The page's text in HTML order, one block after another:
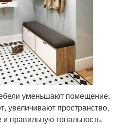
уменьшают помещение.
увеличивают пространство,
правильную тональность.